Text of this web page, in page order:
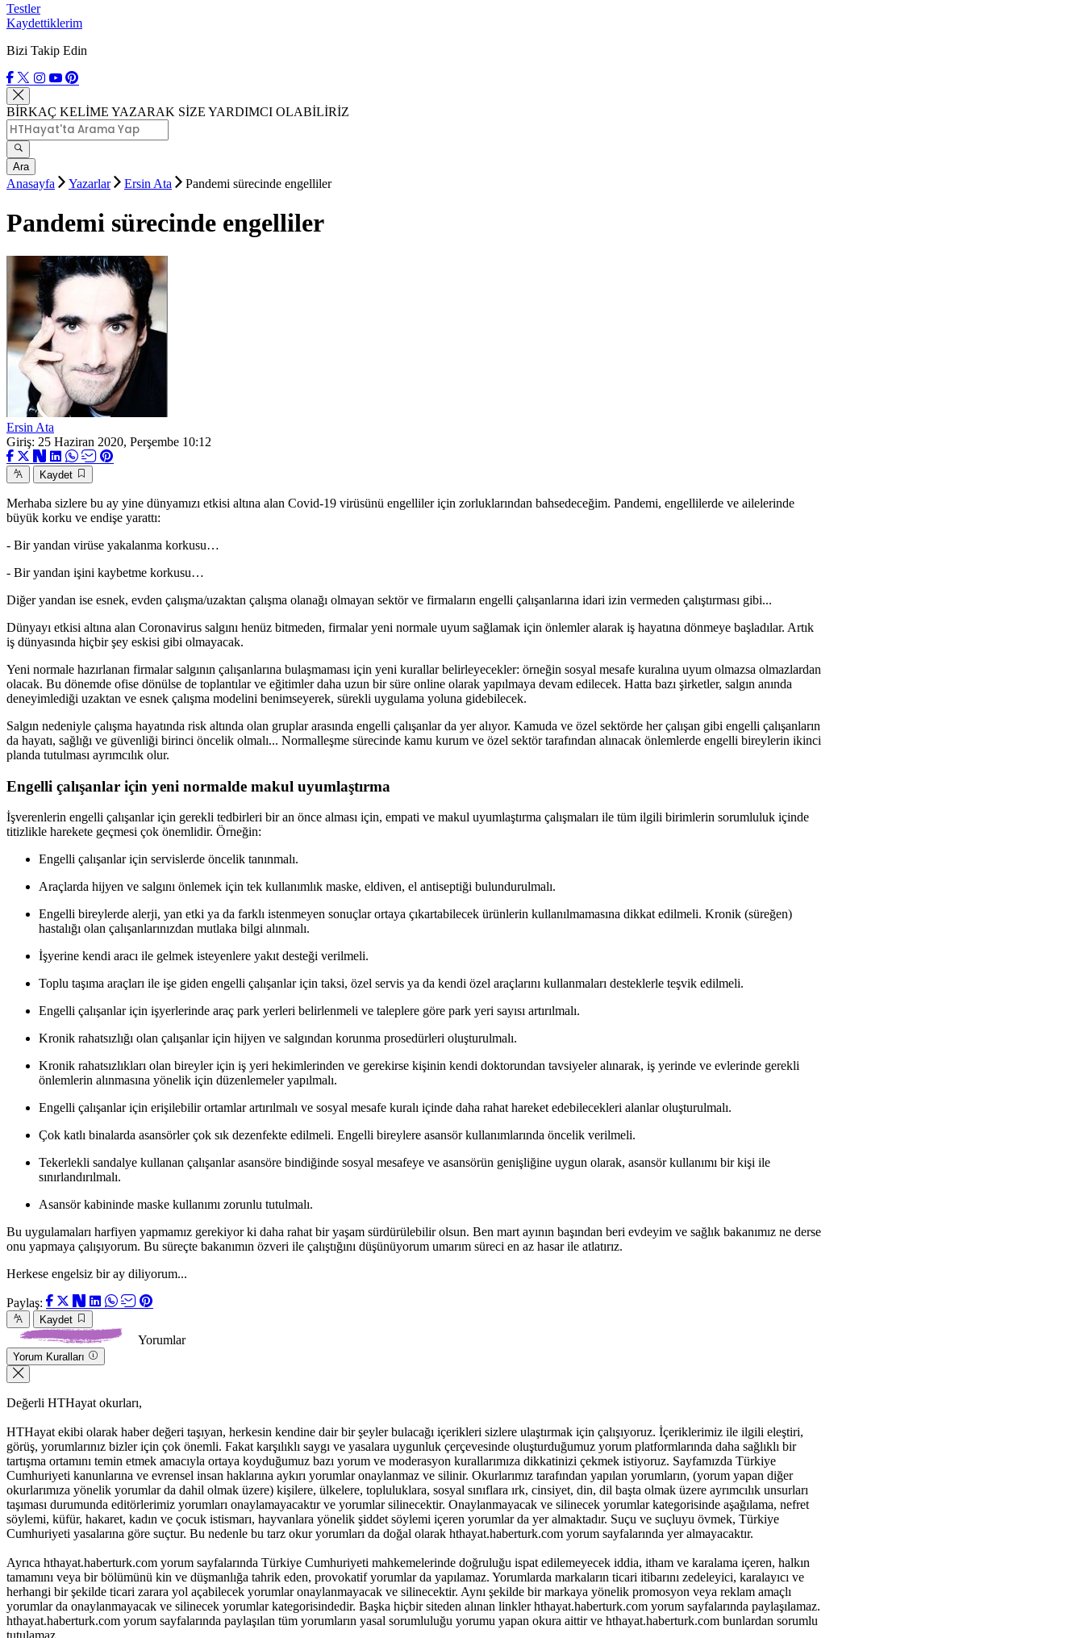
Testler
Kaydettiklerim
Bizi Takip Edin
BİRKAÇ KELİME YAZARAK SİZE YARDIMCI OLABİLİRİZ
Ara
Anasayfa Yazarlar Ersin Ata Pandemi sürecinde engelliler
Pandemi sürecinde engelliler
Ersin Ata
Giriş: 25 Haziran 2020, Perşembe 10:12
Kaydet
Merhaba sizlere bu ay yine dünyamızı etkisi altına alan Covid-19 virüsünü engelliler için zorluklarından bahsedeceğim. Pandemi, engellilerde ve ailelerinde
büyük korku ve endişe yarattı:
- Bir yandan virüse yakalanma korkusu…
- Bir yandan işini kaybetme korkusu…
Diğer yandan ise esnek, evden çalışma/uzaktan çalışma olanağı olmayan sektör ve firmaların engelli çalışanlarına idari izin vermeden çalıştırması gibi...
Dünyayı etkisi altına alan Coronavirus salgını henüz bitmeden, firmalar yeni normale uyum sağlamak için önlemler alarak iş hayatına dönmeye başladılar. Artık
iş dünyasında hiçbir şey eskisi gibi olmayacak.
Yeni normale hazırlanan firmalar salgının çalışanlarına bulaşmaması için yeni kurallar belirleyecekler: örneğin sosyal mesafe kuralına uyum olmazsa olmazlardan
olacak. Bu dönemde ofise dönülse de toplantılar ve eğitimler daha uzun bir süre online olarak yapılmaya devam edilecek. Hatta bazı şirketler, salgın anında
deneyimlediği uzaktan ve esnek çalışma modelini benimseyerek, sürekli uygulama yoluna gidebilecek.
Salgın nedeniyle çalışma hayatında risk altında olan gruplar arasında engelli çalışanlar da yer alıyor. Kamuda ve özel sektörde her çalışan gibi engelli çalışanların
da hayatı, sağlığı ve güvenliği birinci öncelik olmalı... Normalleşme sürecinde kamu kurum ve özel sektör tarafından alınacak önlemlerde engelli bireylerin ikinci
planda tutulması ayrımcılık olur.
Engelli çalışanlar için yeni normalde makul uyumlaştırma
İşverenlerin engelli çalışanlar için gerekli tedbirleri bir an önce alması için, empati ve makul uyumlaştırma çalışmaları ile tüm ilgili birimlerin sorumluluk içinde
titizlikle harekete geçmesi çok önemlidir. Örneğin:
Engelli çalışanlar için servislerde öncelik tanınmalı.
Araçlarda hijyen ve salgını önlemek için tek kullanımlık maske, eldiven, el antiseptiği bulundurulmalı.
Engelli bireylerde alerji, yan etki ya da farklı istenmeyen sonuçlar ortaya çıkartabilecek ürünlerin kullanılmamasına dikkat edilmeli. Kronik (süreğen)
hastalığı olan çalışanlarınızdan mutlaka bilgi alınmalı.
İşyerine kendi aracı ile gelmek isteyenlere yakıt desteği verilmeli.
Toplu taşıma araçları ile işe giden engelli çalışanlar için taksi, özel servis ya da kendi özel araçlarını kullanmaları desteklerle teşvik edilmeli.
Engelli çalışanlar için işyerlerinde araç park yerleri belirlenmeli ve taleplere göre park yeri sayısı artırılmalı.
Kronik rahatsızlığı olan çalışanlar için hijyen ve salgından korunma prosedürleri oluşturulmalı.
Kronik rahatsızlıkları olan bireyler için iş yeri hekimlerinden ve gerekirse kişinin kendi doktorundan tavsiyeler alınarak, iş yerinde ve evlerinde gerekli
önlemlerin alınmasına yönelik için düzenlemeler yapılmalı.
Engelli çalışanlar için erişilebilir ortamlar artırılmalı ve sosyal mesafe kuralı içinde daha rahat hareket edebilecekleri alanlar oluşturulmalı.
Çok katlı binalarda asansörler çok sık dezenfekte edilmeli. Engelli bireylere asansör kullanımlarında öncelik verilmeli.
Tekerlekli sandalye kullanan çalışanlar asansöre bindiğinde sosyal mesafeye ve asansörün genişliğine uygun olarak, asansör kullanımı bir kişi ile
sınırlandırılmalı.
Asansör kabininde maske kullanımı zorunlu tutulmalı.
Bu uygulamaları harfiyen yapmamız gerekiyor ki daha rahat bir yaşam sürdürülebilir olsun. Ben mart ayının başından beri evdeyim ve sağlık bakanımız ne derse
onu yapmaya çalışıyorum. Bu süreçte bakanımın özveri ile çalıştığını düşünüyorum umarım süreci en az hasar ile atlatırız.
Herkese engelsiz bir ay diliyorum...
Paylaş:
Kaydet
Yorumlar
Yorum Kuralları
Değerli HTHayat okurları,
HTHayat ekibi olarak haber değeri taşıyan, herkesin kendine dair bir şeyler bulacağı içerikleri sizlere ulaştırmak için çalışıyoruz. İçeriklerimiz ile ilgili eleştiri,
görüş, yorumlarınız bizler için çok önemli. Fakat karşılıklı saygı ve yasalara uygunluk çerçevesinde oluşturduğumuz yorum platformlarında daha sağlıklı bir
tartışma ortamını temin etmek amacıyla ortaya koyduğumuz bazı yorum ve moderasyon kurallarımıza dikkatinizi çekmek istiyoruz. Sayfamızda Türkiye
Cumhuriyeti kanunlarına ve evrensel insan haklarına aykırı yorumlar onaylanmaz ve silinir. Okurlarımız tarafından yapılan yorumların, (yorum yapan diğer
okurlarımıza yönelik yorumlar da dahil olmak üzere) kişilere, ülkelere, topluluklara, sosyal sınıflara ırk, cinsiyet, din, dil başta olmak üzere ayrımcılık unsurları
taşıması durumunda editörlerimiz yorumları onaylamayacaktır ve yorumlar silinecektir. Onaylanmayacak ve silinecek yorumlar kategorisinde aşağılama, nefret
söylemi, küfür, hakaret, kadın ve çocuk istismarı, hayvanlara yönelik şiddet söylemi içeren yorumlar da yer almaktadır. Suçu ve suçluyu övmek, Türkiye
Cumhuriyeti yasalarına göre suçtur. Bu nedenle bu tarz okur yorumları da doğal olarak hthayat.haberturk.com yorum sayfalarında yer almayacaktır.
Ayrıca hthayat.haberturk.com yorum sayfalarında Türkiye Cumhuriyeti mahkemelerinde doğruluğu ispat edilemeyecek iddia, itham ve karalama içeren, halkın
tamamını veya bir bölümünü kin ve düşmanlığa tahrik eden, provokatif yorumlar da yapılamaz. Yorumlarda markaların ticari itibarını zedeleyici, karalayıcı ve
herhangi bir şekilde ticari zarara yol açabilecek yorumlar onaylanmayacak ve silinecektir. Aynı şekilde bir markaya yönelik promosyon veya reklam amaçlı
yorumlar da onaylanmayacak ve silinecek yorumlar kategorisindedir. Başka hiçbir siteden alınan linkler hthayat.haberturk.com yorum sayfalarında paylaşılamaz.
hthayat.haberturk.com yorum sayfalarında paylaşılan tüm yorumların yasal sorumluluğu yorumu yapan okura aittir ve hthayat.haberturk.com bunlardan sorumlu